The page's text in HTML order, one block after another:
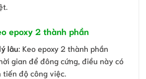
epoxy 2 thành phần
lâu: Keo epoxy 2 thành phần
gian để đông cứng, điều này có
tiến độ công việc.